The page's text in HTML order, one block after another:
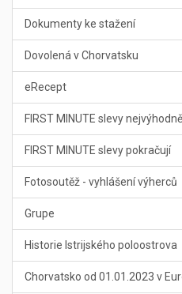
Dokumenty ke stažení
Dovolená v Chorvatsku
eRecept
FIRST MINUTE slevy
FIRST MINUTE slevy pokračují
Fotosoutěž - vyhlášení výherců
Grupe
Historie Istrijského poloostrova
Chorvatsko od 01.01.2023 v